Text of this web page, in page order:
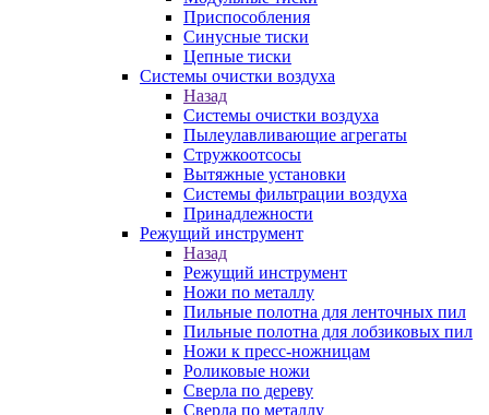
Приспособления
Синусные тиски
Цепные тиски
Системы очистки воздуха
Назад
Системы очистки воздуха
Пылеулавливающие агрегаты
Стружкоотсосы
Вытяжные установки
Системы фильтрации воздуха
Принадлежности
Режущий инструмент
Назад
Режущий инструмент
Ножи по металлу
Пильные полотна для ленточных пил
Пильные полотна для лобзиковых пил
Ножи к пресс-ножницам
Роликовые ножи
Сверла по дереву
Сверла по металлу